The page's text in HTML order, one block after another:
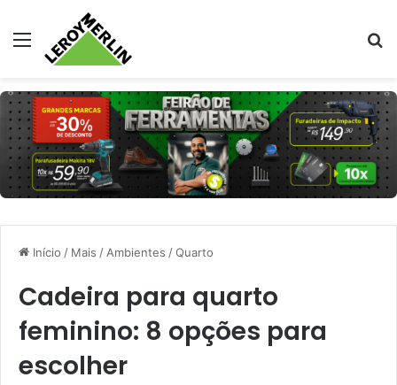
Menu
Início / Mais /Ambientes /Quarto
Cadeira para quarto
feminino: 8 opções para
escolher